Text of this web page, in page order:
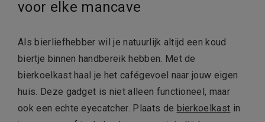
voor elke mancave
Als bierliefhebber wil je natuurlijk altijd een koud
biertje binnen handbereik hebben. Met de
bierkoelkast haal je het cafégevoel naar jouw eigen
huis. Deze gadget is niet alleen functioneel, maar
ook een echte eyecatcher. Plaats de bierkoelkast in